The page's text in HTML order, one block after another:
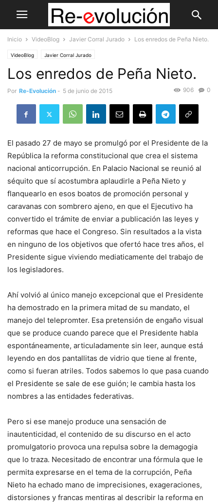
Inicio VideoBlog Javier Corral Jurado Los enredos de Peña Nieto.
VideoBlog Javier Corral Jurado
Los enredos de Peña Nieto.
Por Re-Evolución - 5 de junio de 2015 0
906
El pasado 27 de mayo se promulgó por el Presidente de la
República la reforma constitucional que crea el sistema
nacional anticorrupción. En Palacio Nacional se reunió al
séquito que sí acostumbra aplaudirle a Peña Nieto y
flanquearlo en esos boatos de promoción personal y
caravanas con sombrero ajeno, en que el Ejecutivo ha
convertido el trámite de enviar a publicación las leyes y
reformas que hace el Congreso. Sin resultados a la vista
en ninguno de los objetivos que ofertó hace tres años, el
Presidente sigue viviendo mediaticamente del trabajo de
los legisladores.
Ahí volvió al único manejo excepcional que el Presidente
ha demostrado en la primera mitad de su mandato, el
manejo del telepromter. Esa pretensión de engaño visual
que se produce cuando parece que el Presidente habla
espontáneamente, articuladamente sin leer, aunque está
leyendo en dos pantallitas de vidrio que tiene al frente,
como si fueran atriles. Todos sabemos lo que pasa cuando
el Presidente se sale de ese guión; le cambia hasta los
nombres a las entidades federativas.
Pero si ese manejo produce una sensación de
inautenticidad, el contenido de su discurso en el acto
promulgatorio provoca una repulsa sobre la demagogia
que lo traza. Necesitado de encontrar una fórmula que le
permita expresarse en el tema de la corrupción, Peña
Nieto ha echado mano de imprecisiones, exageraciones,
distorsiones y francas mentiras al describir la reforma en